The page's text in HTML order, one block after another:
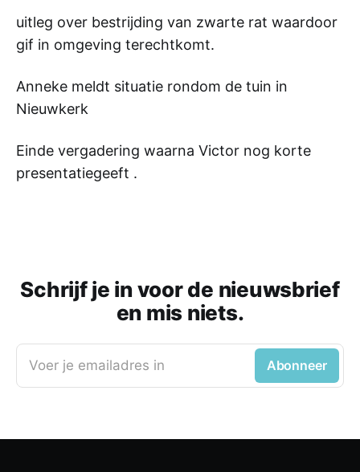
uitleg over bestrijding van zwarte rat waardoor
gif in omgeving terechtkomt.
Anneke meldt situatie rondom de tuin in
Nieuwkerk
Einde vergadering waarna Victor nog korte
presentatiegeeft .
Schrijf je in voor de nieuwsbrief
en mis niets.
Voer je emailadres in Abonneer